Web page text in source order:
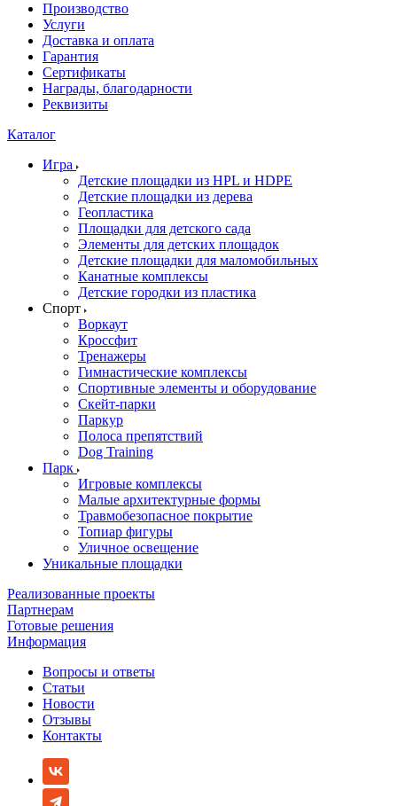
Производство
Услуги
Доставка и оплата
Гарантия
Сертификаты
Награды, благодарности
Реквизиты
Каталог
Игра
Детские площадки из HPL и HDPE
Детские площадки из дерева
Геопластика
Площадки для детского сада
Элементы для детских площадок
Детские площадки для маломобильных
Канатные комплексы
Детские городки из пластика
Спорт
Воркаут
Кроссфит
Тренажеры
Гимнастические комплексы
Спортивные элементы и оборудование
Скейт-парки
Паркур
Полоса препятствий
Dog Training
Парк
Игровые комплексы
Малые архитектурные формы
Травмобезопасное покрытие
Топиар фигуры
Уличное освещение
Уникальные площадки
Реализованные проекты
Партнерам
Готовые решения
Информация
Вопросы и ответы
Статьи
Новости
Отзывы
Контакты